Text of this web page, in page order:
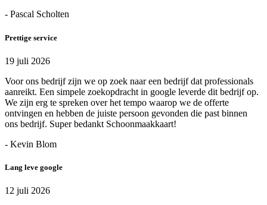
- Pascal Scholten
Prettige service
19 juli 2026
Voor ons bedrijf zijn we op zoek naar een bedrijf dat professionals
aanreikt. Een simpele zoekopdracht in google leverde dit bedrijf op.
We zijn erg te spreken over het tempo waarop we de offerte
ontvingen en hebben de juiste persoon gevonden die past binnen
ons bedrijf. Super bedankt Schoonmaakkaart!
- Kevin Blom
Lang leve google
12 juli 2026